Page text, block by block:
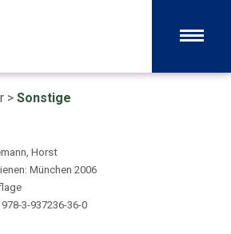
> Sonstige
Horst
München 2006
978-3-937236-36-0